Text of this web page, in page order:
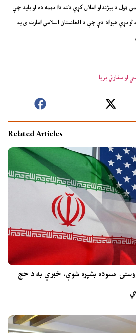
ډول د پیژندلو اعلان کړې دلته دا مهمه ده او باید چې
هیواد دې چې د افغانستان اسلامي امارت ی په
او سفارتي بریا
Related Articles
مسوده بشپړه شوې، خبرې به د حج